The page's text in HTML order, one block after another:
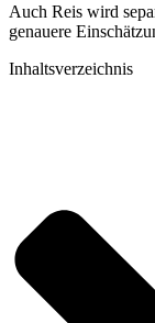
Auch Reis wird
genauere
Inhaltsverzeichnis​